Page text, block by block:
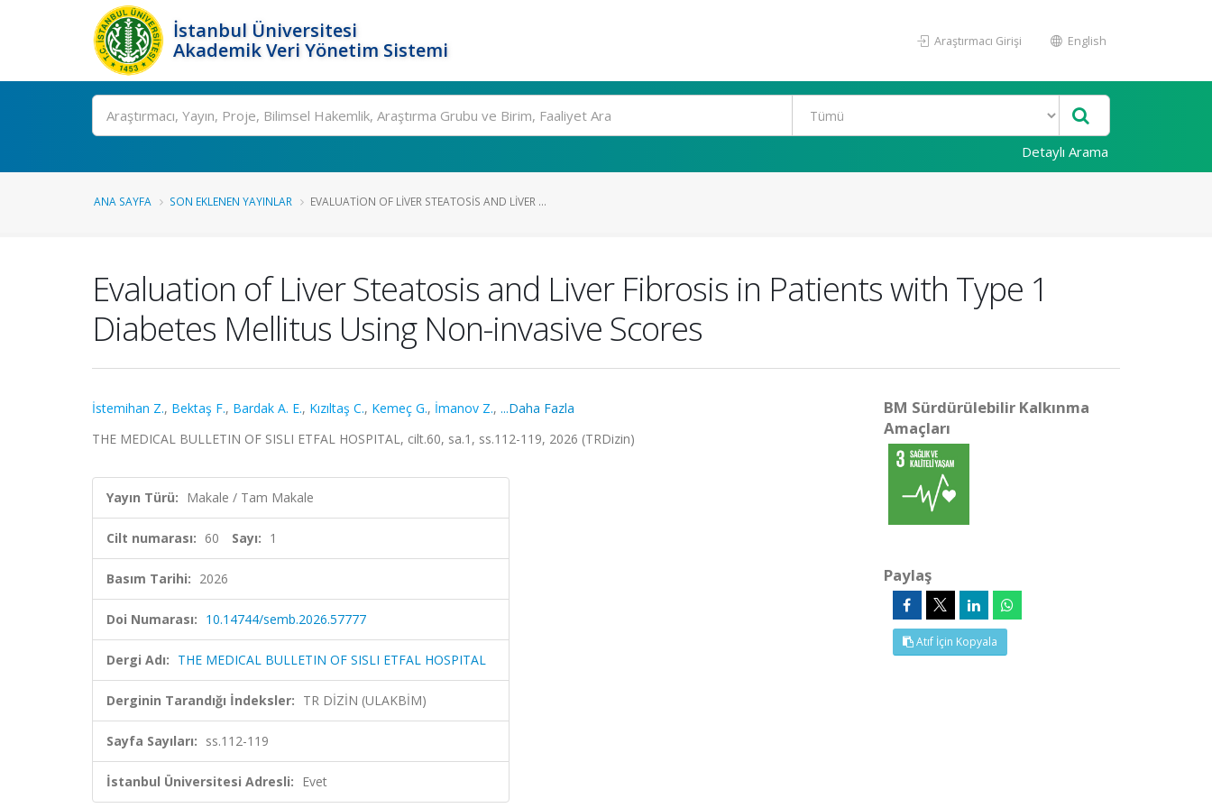
İstanbul Üniversitesi
Akademik Veri Yönetim Sistemi
Araştırmacı Girişi English
Ara
Detaylı Arama
ANA SAYFA SON EKLENEN YAYINLAR EVALUATION OF LIVER STEATOSIS AND LIVER ...
Evaluation of Liver Steatosis and Liver Fibrosis in Patients with Type 1
Diabetes Mellitus Using Non-invasive Scores
İstemihan Z., Bektaş F., Bardak A. E., Kızıltaş C., Kemeç G., İmanov Z., ...Daha Fazla
THE MEDICAL BULLETIN OF SISLI ETFAL HOSPITAL, cilt.60, sa.1, ss.112-119, 2026 (TRDizin)
Yayın Türü: Makale / Tam Makale
Cilt numarası: 60 Sayı: 1
Basım Tarihi: 2026
Doi Numarası: 10.14744/semb.2026.57777
Dergi Adı: THE MEDICAL BULLETIN OF SISLI ETFAL HOSPITAL
Derginin Tarandığı İndeksler: TR DİZİN (ULAKBİM)
Sayfa Sayıları: ss.112-119
İstanbul Üniversitesi Adresli: Evet
BM Sürdürülebilir Kalkınma
Amaçları
Paylaş
Atıf İçin Kopyala